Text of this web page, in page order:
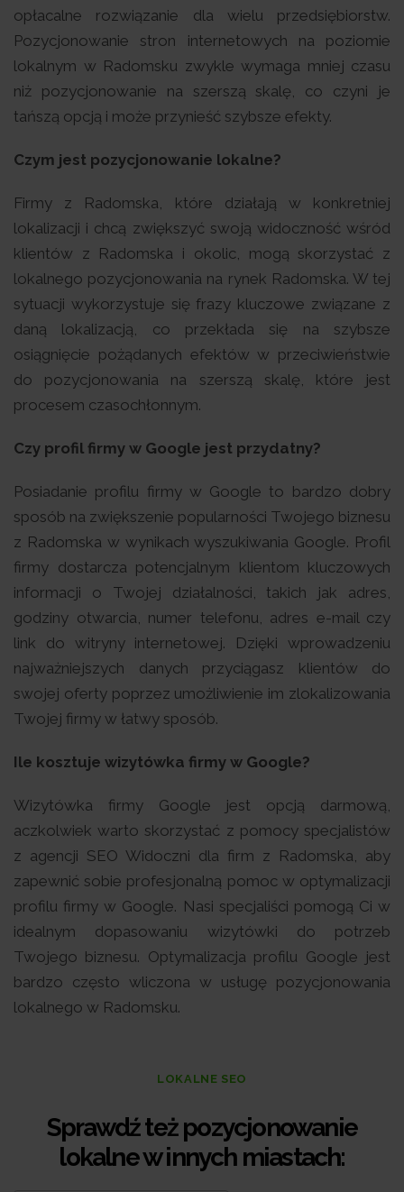
opłacalne rozwiązanie dla wielu przedsiębiorstw.
Pozycjonowanie stron internetowych na poziomie
lokalnym w Radomsku zwykle wymaga mniej czasu
niż pozycjonowanie na szerszą skalę, co czyni je
tańszą opcją i może przynieść szybsze efekty.
Czym jest pozycjonowanie lokalne?
Firmy z Radomska, które działają w konkretniej
lokalizacji i chcą zwiększyć swoją widoczność wśród
klientów z Radomska i okolic, mogą skorzystać z
lokalnego pozycjonowania na rynek Radomska. W tej
sytuacji wykorzystuje się frazy kluczowe związane z
daną lokalizacją, co przekłada się na szybsze
osiągnięcie pożądanych efektów w przeciwieństwie
do pozycjonowania na szerszą skalę, które jest
procesem czasochłonnym.
Czy profil firmy w Google jest przydatny?
Posiadanie profilu firmy w Google to bardzo dobry
sposób na zwiększenie popularności Twojego biznesu
z Radomska w wynikach wyszukiwania Google. Profil
firmy dostarcza potencjalnym klientom kluczowych
informacji o Twojej działalności, takich jak adres,
godziny otwarcia, numer telefonu, adres e-mail czy
link do witryny internetowej. Dzięki wprowadzeniu
najważniejszych danych przyciągasz klientów do
swojej oferty poprzez umożliwienie im zlokalizowania
Twojej firmy w łatwy sposób.
Ile kosztuje wizytówka firmy w Google?
Wizytówka firmy Google jest opcją darmową,
aczkolwiek warto skorzystać z pomocy specjalistów
z agencji SEO Widoczni dla firm z Radomska, aby
zapewnić sobie profesjonalną pomoc w optymalizacji
profilu firmy w Google. Nasi specjaliści pomogą Ci w
idealnym dopasowaniu wizytówki do potrzeb
Twojego biznesu. Optymalizacja profilu Google jest
bardzo często wliczona w usługę pozycjonowania
lokalnego w Radomsku.
LOKALNE SEO
Sprawdź też pozycjonowanie
lokalne w innych miastach: